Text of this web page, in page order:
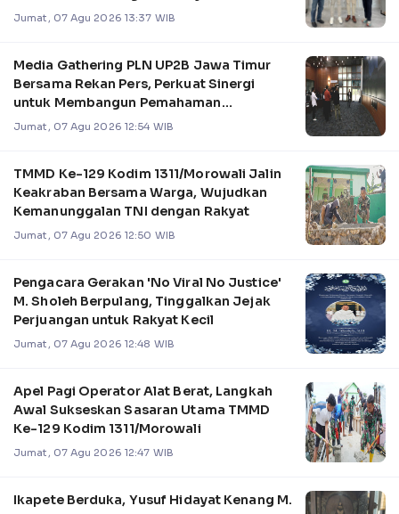
Jumat, 07 Agu 2026 13:37 WIB
Media Gathering PLN UP2B Jawa Timur
Bersama Rekan Pers, Perkuat Sinergi
untuk Membangun Pemahaman
Pengelolaan Sistem Kel
Jumat, 07 Agu 2026 12:54 WIB
TMMD Ke-129 Kodim 1311/Morowali Jalin
Keakraban Bersama Warga, Wujudkan
Kemanunggalan TNI dengan Rakyat
Jumat, 07 Agu 2026 12:50 WIB
Pengacara Gerakan 'No Viral No Justice'
M. Sholeh Berpulang, Tinggalkan Jejak
Perjuangan untuk Rakyat Kecil
Jumat, 07 Agu 2026 12:48 WIB
Apel Pagi Operator Alat Berat, Langkah
Awal Sukseskan Sasaran Utama TMMD
Ke-129 Kodim 1311/Morowali
Jumat, 07 Agu 2026 12:47 WIB
Ikapete Berduka, Yusuf Hidayat Kenang M.